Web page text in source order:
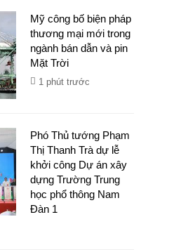
Mỹ công bố biện pháp
thương mại mới trong
ngành bán dẫn và pin
Mặt Trời
1 phút trước
Phó Thủ tướng Phạm
Thị Thanh Trà dự lễ
khởi công Dự án xây
dựng Trường Trung
học phổ thông Nam
Đàn 1